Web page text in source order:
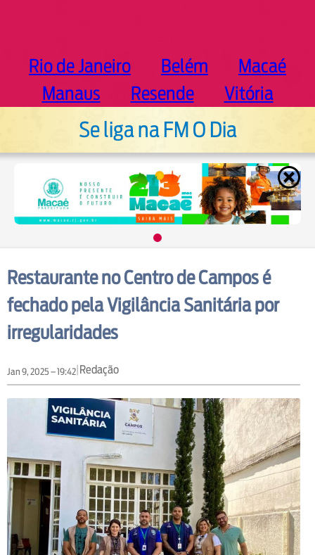
Rio de Janeiro Belém
Macaé
Manaus
Resende Vitória
Se liga na FM O Dia
Restaurante no Centro de Campos é
fechado pela Vigilância Sanitária por
irregularidades
Jan 9, 2025 – 19:42|Redação